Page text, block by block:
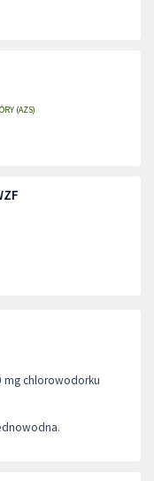
(AZS)
mg chlorowodorku